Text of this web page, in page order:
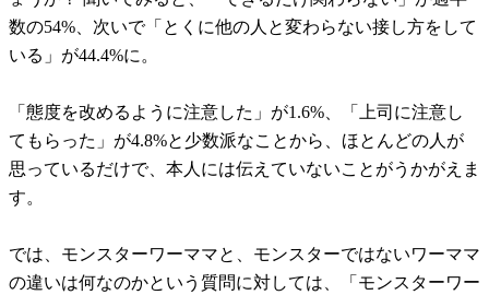
数の54%、次いで「とくに他の人と変わらない接し方をして
いる」が44.4%に。
「態度を改めるように注意した」が1.6%、「上司に注意し
てもらった」が4.8%と少数派なことから、ほとんどの人が
思っているだけで、本人には伝えていないことがうかがえま
す。
では、モンスターワーママと、モンスターではないワーママ
の違いは何なのかという質問に対しては、「モンスターワー